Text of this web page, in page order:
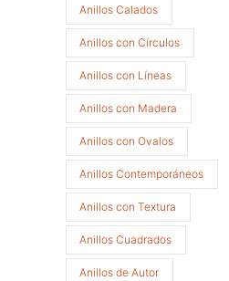
Anillos Calados
Anillos con Círculos
Anillos con Líneas
Anillos con Madera
Anillos con Ovalos
Anillos Contemporáneos
Anillos con Textura
Anillos Cuadrados
Anillos de Autor